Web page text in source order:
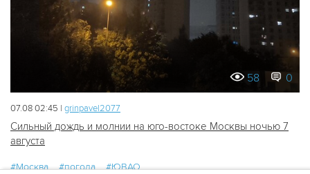
58 0
07.08 02:45 | grinpavel2077
Сильный дождь и молнии на юго-востоке Москвы ночью 7
августа
#Москва #погода #ЮВАО